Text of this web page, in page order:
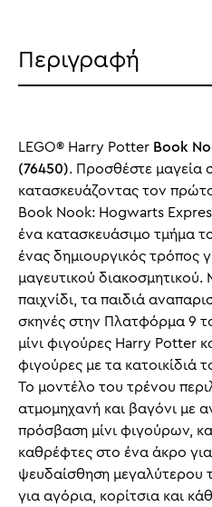
Περιγραφή
LEGO® Harry Potter Book
(76450). Προσθέστε μαγεία
κατασκευάζοντας τον
Book Nook: Hogwarts
ένα κατασκευάσιμο τμήμα
ένας δημιουργικός τρόπος
μαγευτικού
παιχνίδι, τα παιδιά
σκηνές στην Πλατφόρμα 9
μίνι φιγούρες Harry Potter
φιγούρες με τα κατοικίδιά
Το μοντέλο του τρένου
ατμομηχανή και βαγόνι με
πρόσβαση μίνι φιγούρων,
καθρέφτες στο ένα άκρο
ψευδαίσθηση μεγαλύτερου
για αγόρια, κορίτσια και